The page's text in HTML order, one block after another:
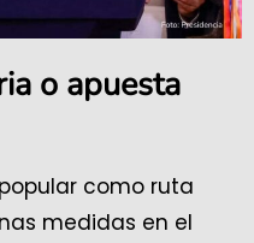
o apuesta
como ruta
medidas en el